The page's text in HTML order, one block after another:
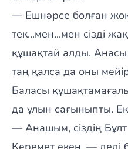
— Ешнәрсе болған
тек...мен...мен сізді
құшақтай алды.
таң қалса да оны
Баласы
да ұлын сағыныпты.
— Анашым, сіздің